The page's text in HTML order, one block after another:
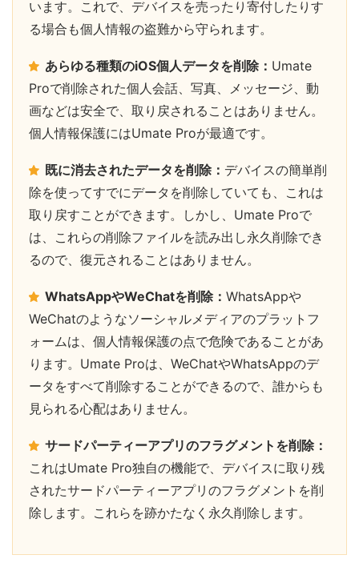
います。これで、デバイスを売ったり寄付したりす
る場合も個人情報の盗難から守られます。
あらゆる種類のiOS個人データを削除： Umate
Proで削除された個人会話、写真、メッセージ、動
画などは安全で、取り戻されることはありません。
個人情報保護にはUmate Proが最適です。
既に消去されたデータを削除： デバイスの簡単削
除を使ってすでにデータを削除していても、これは
取り戻すことができます。しかし、Umate Proで
は、これらの削除ファイルを読み出し永久削除でき
るので、復元されることはありません。
WhatsAppやWeChatを削除： WhatsAppや
WeChatのようなソーシャルメディアのプラットフ
ォームは、個人情報保護の点で危険であることがあ
ります。Umate Proは、WeChatやWhatsAppのデ
ータをすべて削除することができるので、誰からも
見られる心配はありません。
サードパーティーアプリのフラグメントを削除：
これはUmate Pro独自の機能で、デバイスに取り残
されたサードパーティーアプリのフラグメントを削
除します。これらを跡かたなく永久削除します。